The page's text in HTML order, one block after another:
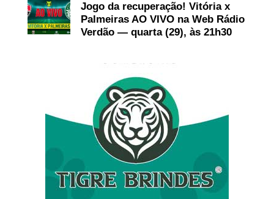
Jogo da recuperação! Vitória x
Palmeiras AO VIVO na Web Rádio
Verdão — quarta (29), às 21h30